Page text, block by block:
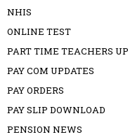
NHIS
ONLINE TEST
PART TIME TEACHERS
PAY COM UPDATES
PAY ORDERS
PAY SLIP DOWNLOAD
PENSION NEWS